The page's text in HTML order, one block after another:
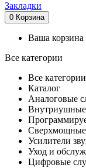
Закладки
0 Корзина
Ваша корзина
Все категории
Все категории
Каталог
Аналоговые
Внутриушные
Сверхмощные
Усилители
Уход и
Цифровые